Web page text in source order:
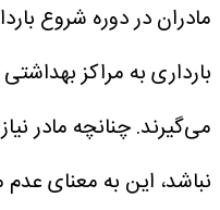
مادران در دوره شروع
بارداری به مراکز
می‌گیرند. چنانچه مادر
نباشد، این به معنای